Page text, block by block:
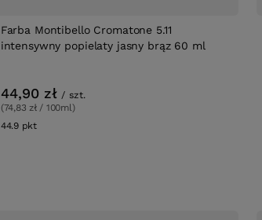
Farba Montibello Cromatone 5.11
intensywny popielaty jasny brąz 60 ml
44,90 zł / szt.
(74,83 zł / 100ml)
44.9 pktpunktów